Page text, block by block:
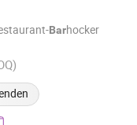
Aluminium
Barhocker
Ltd.